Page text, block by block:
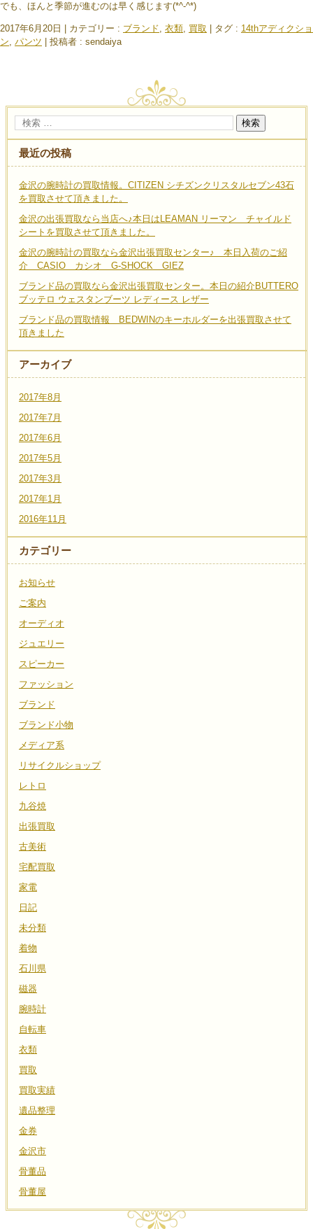
でも、ほんと季節が進むのは早く感じます(*^-^*)
2017年6月20日 カテゴリー : ブランド, 衣類, 買取 タグ : 14thアディクショ
ン, パンツ 投稿者 : sendaiya
最近の投稿
金沢の腕時計の買取情報。CITIZEN シチズンクリスタルセブン43石
を買取させて頂きました。
金沢の出張買取なら当店へ♪本日はLEAMAN リーマン チャイルド
シートを買取させて頂きました。
金沢の腕時計の買取なら金沢出張買取センター♪ 本日入荷のご紹
介 CASIO カシオ G-SHOCK GIEZ
ブランド品の買取なら金沢出張買取センター。本日の紹介BUTTERO
ブッテロ ウェスタンブーツ レディース レザー
ブランド品の買取情報 BEDWINのキーホルダーを出張買取させて
頂きました
アーカイブ
2017年8月
2017年7月
2017年6月
2017年5月
2017年3月
2017年1月
2016年11月
カテゴリー
お知らせ
ご案内
オーディオ
ジュエリー
スピーカー
ファッション
ブランド
ブランド小物
メディア系
リサイクルショップ
レトロ
九谷焼
出張買取
古美術
宅配買取
家電
日記
未分類
着物
石川県
磁器
腕時計
自転車
衣類
買取
買取実績
遺品整理
金券
金沢市
骨董品
骨董屋